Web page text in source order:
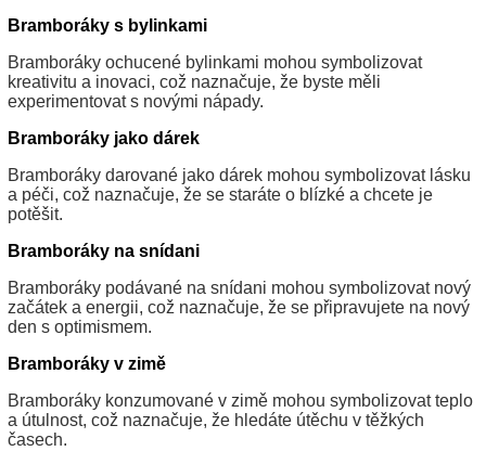
Bramboráky s bylinkami
Bramboráky ochucené bylinkami mohou symbolizovat
kreativitu a inovaci, což naznačuje, že byste měli
experimentovat s novými nápady.
Bramboráky jako dárek
Bramboráky darované jako dárek mohou symbolizovat lásku
a péči, což naznačuje, že se staráte o blízké a chcete je
potěšit.
Bramboráky na snídani
Bramboráky podávané na snídani mohou symbolizovat nový
začátek a energii, což naznačuje, že se připravujete na nový
den s optimismem.
Bramboráky v zimě
Bramboráky konzumované v zimě mohou symbolizovat teplo
a útulnost, což naznačuje, že hledáte útěchu v těžkých
časech.